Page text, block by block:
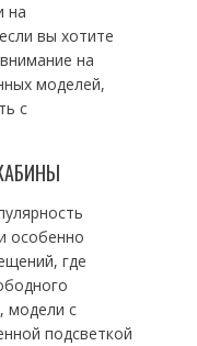
на
вы хотите
на
моделей,
с
особенно
где
модели с
подсветкой